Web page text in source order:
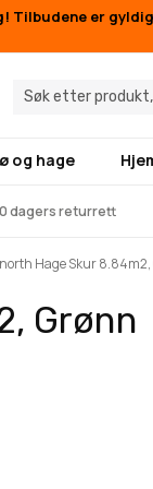
Tilbudene er
og hage
dagers returrett
Hage Skur
Grønn